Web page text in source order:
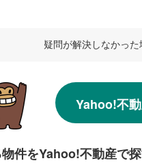
疑問が解決しなかっ
Yahoo!不
件をYahoo!不動産で